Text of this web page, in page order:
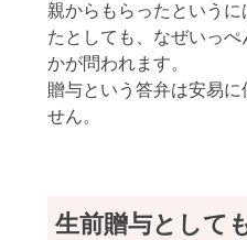
親からもらったという
たとしても、なぜいっ
かが問われます。
贈与という答弁は安易
せん。
生前贈与として